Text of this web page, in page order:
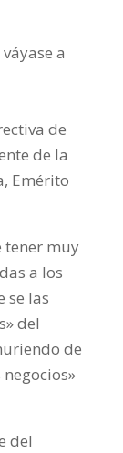
a
de
de la
Emérito
tener muy
a los
se las
del
de
del